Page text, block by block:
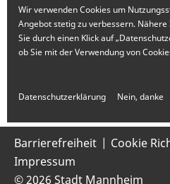
Barrierefreiheit Cookie
Impressum
© 2026 Stadt Mannheim
Wir verwenden Cookies um
Angebot stetig zu verbessern.
Sie durch einen Klick auf
ob Sie mit der Verwendung von
Datenschutzerklärung Nein, danke